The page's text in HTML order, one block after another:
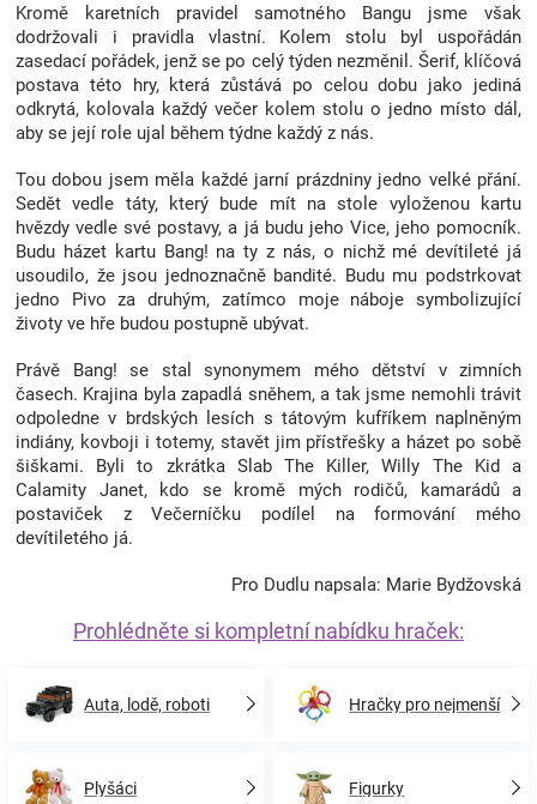
Kromě karetních pravidel samotného Bangu jsme však
dodržovali i pravidla vlastní. Kolem stolu byl uspořádán
zasedací pořádek, jenž se po celý týden nezměnil. Šerif, klíčová
postava této hry, která zůstává po celou dobu jako jediná
odkrytá, kolovala každý večer kolem stolu o jedno místo dál,
aby se její role ujal během týdne každý z nás.
Tou dobou jsem měla každé jarní prázdniny jedno velké přání.
Sedět vedle táty, který bude mít na stole vyloženou kartu
hvězdy vedle své postavy, a já budu jeho Vice, jeho pomocník.
Budu házet kartu Bang! na ty z nás, o nichž mé devítileté já
usoudilo, že jsou jednoznačně bandité. Budu mu podstrkovat
jedno Pivo za druhým, zatímco moje náboje symbolizující
životy ve hře budou postupně ubývat.
Právě Bang! se stal synonymem mého dětství v zimních
časech. Krajina byla zapadlá sněhem, a tak jsme nemohli trávit
odpoledne v brdských lesích s tátovým kufříkem naplněným
indiány, kovboji i totemy, stavět jim přístřešky a házet po sobě
šiškami. Byli to zkrátka Slab The Killer, Willy The Kid a
Calamity Janet, kdo se kromě mých rodičů, kamarádů a
postaviček z Večerníčku podílel na formování mého
devítiletého já.
Pro Dudlu napsala: Marie Bydžovská
Prohlédněte si kompletní nabídku hraček:
Auta, lodě, roboti Hračky pro nejmenší
Plyšáci Figurky